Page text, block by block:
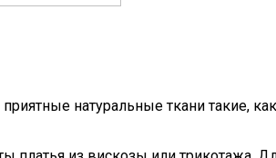
натуральные ткани такие,